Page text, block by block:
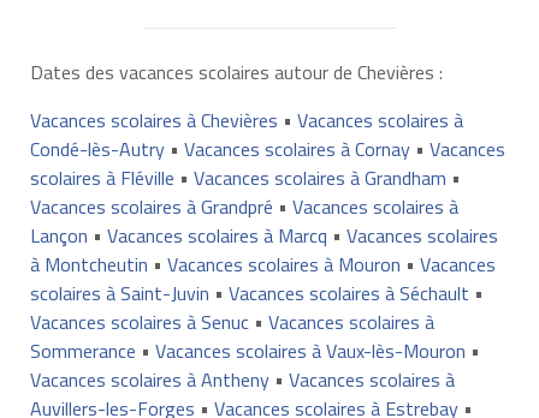
Dates des vacances scolaires autour de Chevières :
Vacances scolaires à Chevières • Vacances scolaires à
Condé-lès-Autry• Vacances scolaires à Cornay• Vacances
scolaires à Fléville • Vacances scolaires à Grandham •
Vacances scolaires à Grandpré • Vacances scolaires à
Lançon • Vacances scolaires à Marcq • Vacances scolaires
à Montcheutin • Vacances scolaires à Mouron • Vacances
scolaires à Saint-Juvin • Vacances scolaires à Séchault •
Vacances scolaires à Senuc• Vacances scolaires à
Sommerance • Vacances scolaires à Vaux-lès-Mouron •
Vacances scolaires à Antheny• Vacances scolaires à
Auvillers-les-Forges • Vacances scolaires à Estrebay•